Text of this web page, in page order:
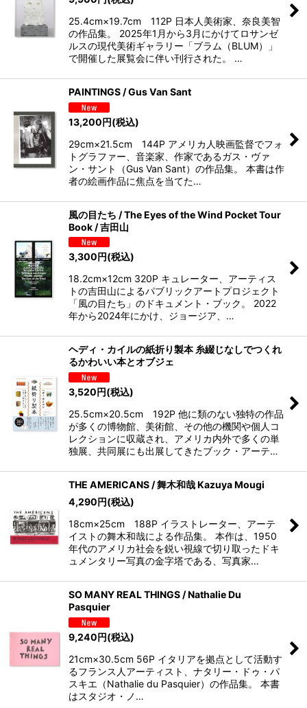
25.4cm×19.7cm 112P 日本人美術家、奈良美智
の作品集。 2025年1月から3月にかけてロサンゼ
ルスの現代美術ギャラリー「ブラム（BLUM）」
で開催した展覧会に伴い刊行された。 …
PAINTINGS / Gus Van Sant
13,200円(税込)
29cm×21.5cm 144P アメリカ人映画監督でフォ
トグラファー、音楽家、作家であるガス・ヴァ
ン・サント（Gus Van Sant）の作品集。 本書は作
者の絵画作品に焦点を当てた…
風の目たち / The Eyes of the Wind Pocket Tour
Book / 吉田山
3,300円(税込)
18.2cm×12cm 320P キュレーター、アーティス
トの吉田山によるパブリックアートプロジェクト
「風の目たち」のドキュメント・ブック。 2022
年から2024年にかけ、ジョージア、…
ヘディ・カイルの紙折り製本 糸綴じなしでつくれ
るかわいい本とオブジェ
3,520円(税込)
25.5cm×20.5cm 192P 他に類のない独特の作品
が多くの博物館、美術館、その他の機関や個人コ
レクションに収蔵され、アメリカ内外で多くの単
独展、共同展にも出展してきたブック・アーテ…
THE AMERICANS / 舞木和哉 Kazuya Mougi
4,290円(税込)
18cm×25cm 188P イラストレーター、アーテ
イストの舞木和哉による作品集。 本作は、1950
年代のアメリカ社会を鋭い視線で切り取ったドキ
ュメンタリー写真の金字塔である、写真家…
SO MANY REAL THINGS / Nathalie Du
Pasquier
9,240円(税込)
21cm×30.5cm 56P イタリアを拠点として活動す
るフランス人アーティスト、ナタリー・ドゥ・パ
スキエ（Nathalie du Pasquier）の作品集。 本書
はスタジオ・ノ…